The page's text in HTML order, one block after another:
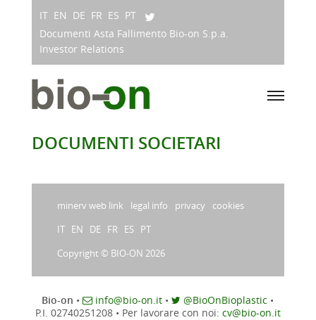
IT EN DE FR ES PT
Documenti Asta Fallimento Bio-on S.p.a.
Investor Relations
DOCUMENTI SOCIETARI
minerv web link legal info privacy
cookies
IT
EN DE FR ES
PT
Copyright © BIO-ON 2026
Bio-on • info@bio-on.it • @BioOnBioplastic •
P.I. 02740251208• Per lavorare con noi: cv@bio-on.it